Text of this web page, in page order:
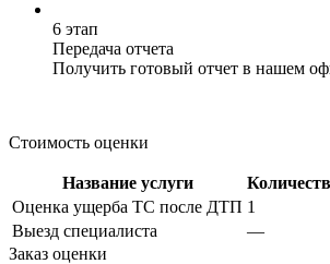
6 этап
Передача отчета
Получить готовый отчет в нашем
Стоимость оценки
Название услуги
Оценка ущерба ТС после ДТП 1
Выезд специалиста
—
Заказ оценки